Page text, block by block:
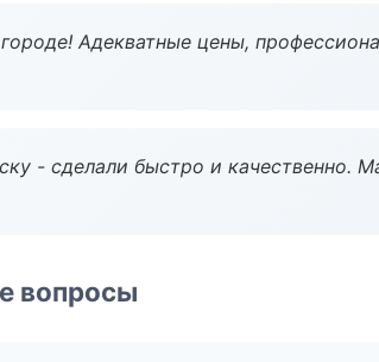
Адекватные цены,
- сделали быстро и качественно.
вопросы